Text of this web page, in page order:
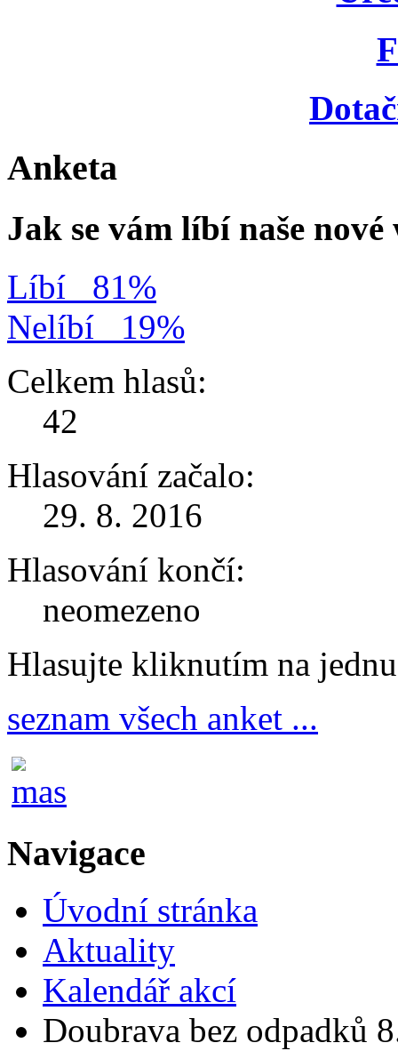
Anketa
Jak se vám líbí naše
Líbí
81%
Nelíbí
19%
Celkem hlasů:
42
Hlasování začalo:
29. 8. 2016
Hlasování končí:
neomezeno
Hlasujte kliknutím na
seznam všech anket ...
Navigace
Úvodní stránka
Aktuality
Kalendář akcí
Doubrava bez odpadků